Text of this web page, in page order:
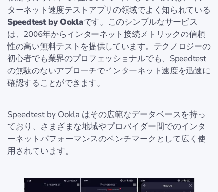
ターネット速度テストアプリの領域でよく知られている
Speedtest by Ooklaです。このシンプルなサービス
は、2006年からインターネット接続メトリックの信頼
性の高い無料テストを提供しています。テクノロジーの
初心者でも業界のプロフェッショナルでも、Speedtest
の無駄のないアプローチでインターネット速度を迅速に
確認することができます。
Speedtest by Ookla はその広範なデータベースを持っ
ており、さまざまな地域やプロバイダー間でのインタ
ーネットパフォーマンスのベンチマークとして広く使
用されています。